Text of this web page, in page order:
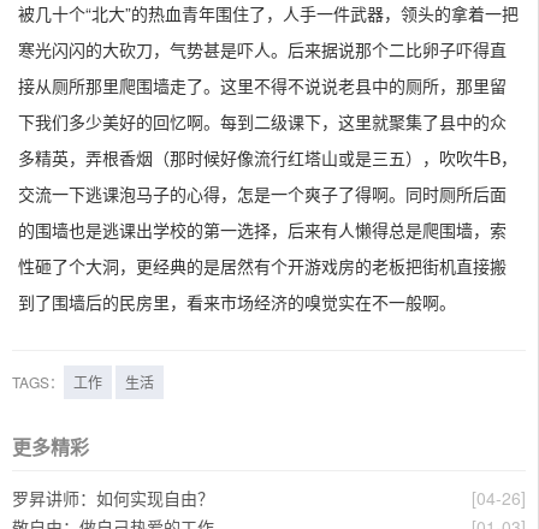
被几十个“北大”的热血青年围住了，人手一件武器，领头的拿着一把
寒光闪闪的大砍刀，气势甚是吓人。后来据说那个二比卵子吓得直
接从厕所那里爬围墙走了。这里不得不说说老县中的厕所，那里留
下我们多少美好的回忆啊。每到二级课下，这里就聚集了县中的众
多精英，弄根香烟（那时候好像流行红塔山或是三五），吹吹牛B，
交流一下逃课泡马子的心得，怎是一个爽子了得啊。同时厕所后面
的围墙也是逃课出学校的第一选择，后来有人懒得总是爬围墙，索
性砸了个大洞，更经典的是居然有个开游戏房的老板把街机直接搬
到了围墙后的民房里，看来市场经济的嗅觉实在不一般啊。
TAGS： 工作 生活
更多精彩
[04-26]
罗昇讲师：如何实现自由？